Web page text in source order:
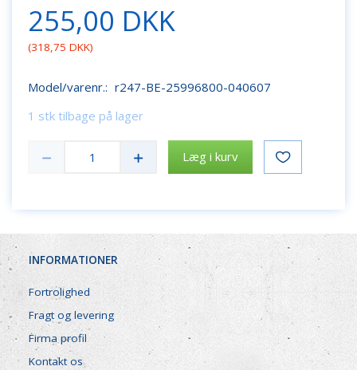
255,00 DKK
(318,75 DKK)
Model/varenr.: r247-BE-25996800-040607
1 stk tilbage på lager
Læg i kurv
INFORMATIONER
Fortrolighed
Fragt og levering
Firma profil
Kontakt os